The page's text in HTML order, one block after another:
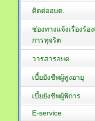
ติดต่ออบต.
ช่องทางแจ้งเรื่องร้อ
การทุจริต
วารสารอบต.
เบี้ยยังชีพผู้สูงอายุ
เบี้ยยังชีพผู้พิการ
E-service